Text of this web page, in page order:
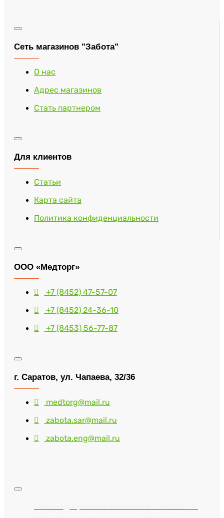
Сеть магазинов "Забота"
О нас
Адрес магазинов
Стать партнером
Для клиентов
Статьи
Карта сайта
Политика конфиденциальности
ООО «Медторг»
+7 (8452) 47-57-07
+7 (8452) 24-36-10
+7 (8453) 56-77-87
г. Саратов, ул. Чапаева, 32/36
medtorg@mail.ru
zabota.sar@mail.ru
zabota.eng@mail.ru